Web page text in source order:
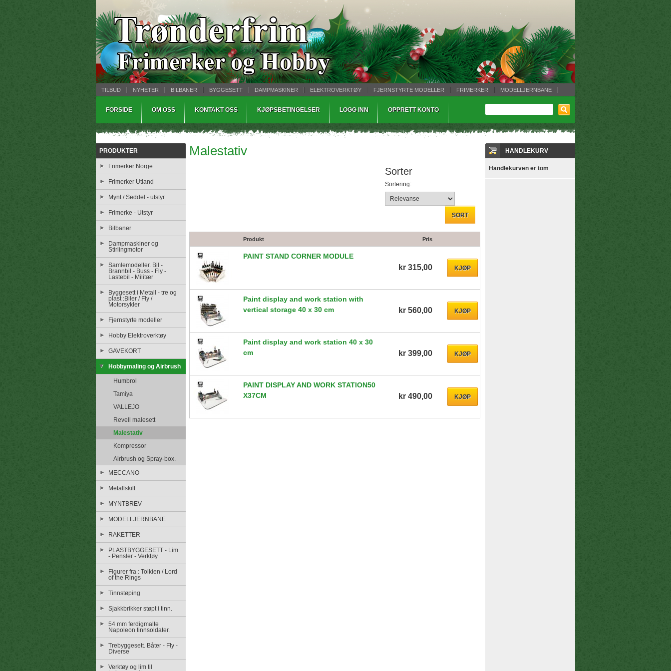
TILBUD NYHETER BILBANER BYGGESETT DAMPMASKINER ELEKTROVERKTØY FJERNSTYRTE MODELLER FRIMERKER
MODELLJERNBANE
FORSIDE OM OSS KONTAKT OSS KJØPSBETINGELSER LOGG INN OPPRETT KONTO
PRODUKTER
Frimerker Norge
Frimerker Utland
Mynt / Seddel - utstyr
Frimerke - Utstyr
Bilbaner
Dampmaskiner og
Stirlingmotor
Samlemodeller. Bil -
Brannbil - Buss - Fly -
Lastebil - Militær
Byggesett i Metall - tre og
plast :Biler / Fly /
Motorsykler
Fjernstyrte modeller
Hobby Elektroverktøy
GAVEKORT
Hobbymaling og Airbrush
Humbrol
Tamiya
VALLEJO
Revell malesett
Malestativ
Kompressor
Airbrush og Spray-box.
MECCANO
Metallskilt
MYNTBREV
MODELLJERNBANE
RAKETTER
PLASTBYGGESETT - Lim
- Pensler - Verktøy
Figurer fra : Tolkien / Lord
of the Rings
Tinnstøping
Sjakkbrikker støpt i tinn.
54 mm ferdigmalte
Napoleon tinnsoldater.
Trebyggesett. Båter - Fly -
Diverse
Verktøy og lim til
Malestativ
Sorter
Sortering:
Produkt Pris
PAINT STAND CORNER MODULE
kr 315,00
Paint display and work station with
vertical storage 40 x 30 cm
kr 560,00
Paint display and work station 40 x 30
cm
kr 399,00
PAINT DISPLAY AND WORK STATION50
X37CM
kr 490,00
HANDLEKURV
Handlekurven er tom